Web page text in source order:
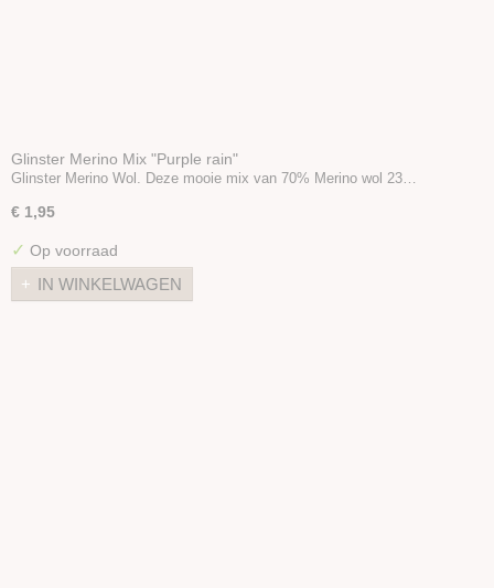
Glinster Merino Mix "Purple rain"
Glinster Merino Wol. Deze mooie mix van 70% Merino wol 23…
€ 1,95
✓ Op voorraad
IN WINKELWAGEN